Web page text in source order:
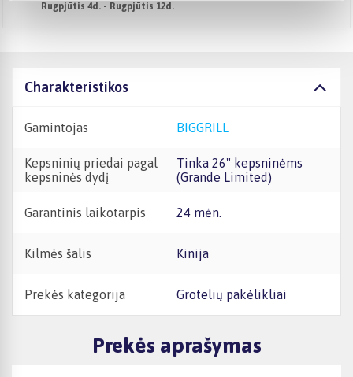
Rugpjūtis 4d. - Rugpjūtis 12d.
Charakteristikos
Gamintojas BIGGRILL
Kepsninių priedai pagal
kepsninės dydį
Tinka 26" kepsninėms
(Grande Limited)
Garantinis laikotarpis 24 mėn.
Kilmės šalis Kinija
Prekės kategorija Grotelių pakėlikliai
Prekės aprašymas